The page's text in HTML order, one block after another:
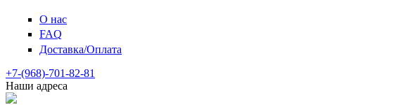
О нас
FAQ
Доставка/Оплата
+7-(968)-701-82-81
Наши адреса